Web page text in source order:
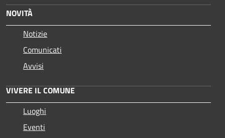
NOVITÀ
Notizie
Comunicati
Avvisi
VIVERE IL COMUNE
Luoghi
Eventi